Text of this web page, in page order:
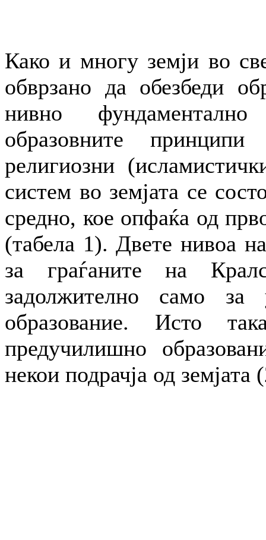
Како и многу земји во
обврзано да обезбеди
нивно
образовните
религиозни
систем во земјата се
средно, кое опфаќа од
(табела 1). Двете нивоа
за граѓаните на
задолжително само за
образование. Исто
предучилишно
некои подрачја од земјата